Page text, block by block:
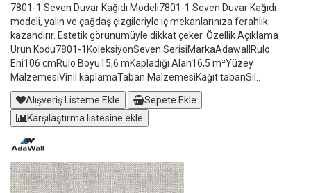
7801-1 Seven Duvar Kağıdı Modeli7801-1 Seven Duvar Kağıdı
modeli, yalın ve çağdaş çizgileriyle iç mekanlarınıza ferahlık
kazandırır. Estetik görünümüyle dikkat çeker. Özellik Açıklama
Ürün Kodu7801-1KoleksiyonSeven SerisiMarkaAdawallRulo
Eni106 cmRulo Boyu15,6 mKapladığı Alan16,5 m²Yüzey
MalzemesiVinil kaplamaTaban MalzemesiKağıt tabanSil..
Alışveriş Listeme Ekle
Sepete Ekle
Karşılaştırma listesine ekle